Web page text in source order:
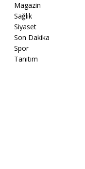
Magazin
Sağlık
Siyaset
Son Dakika
Spor
Tanıtım